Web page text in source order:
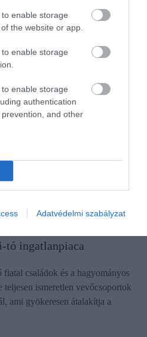
enable storage
the website or app.
enable storage
enable storage
authentication
and other
Adatvédelmi szabályzat
tó ingatlanpiaca
családok és a hagyományos
ismeretlen vevőcsoportok
ami gyökeresen átalakítja a